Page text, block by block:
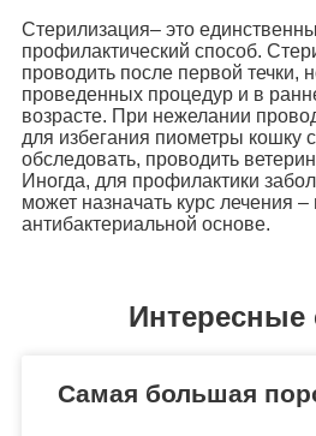
Стерилизация– это
профилактический способ.
проводить после первой течки,
проведенных процедур и в
возрасте. При нежелании
для избегания пиометры кошку
обследовать, проводить
Иногда, для профилактики
может назначать курс лечения
антибактериальной основе.
Интересные
Самая большая